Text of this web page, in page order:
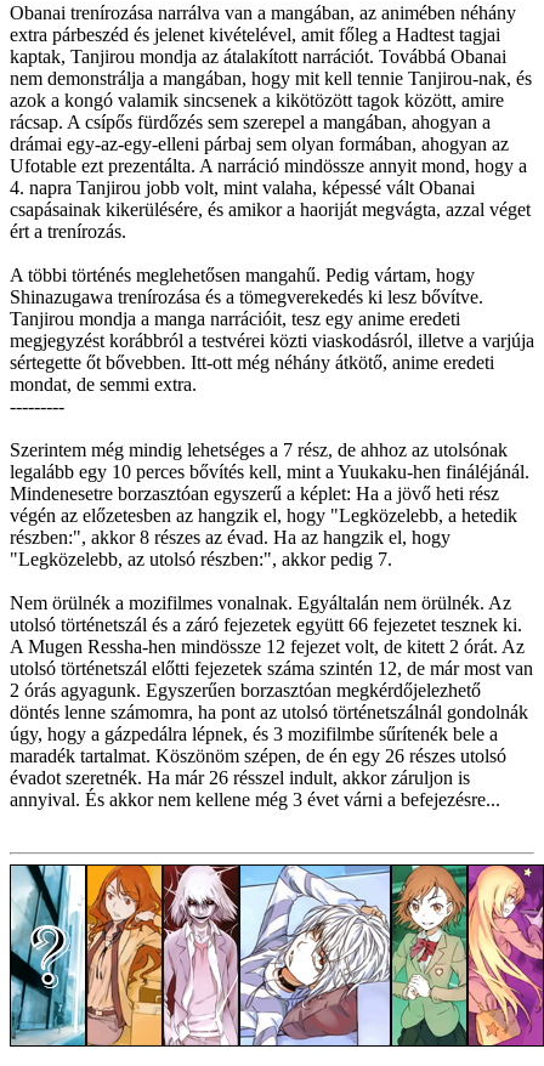
Obanai trenírozása narrálva van a mangában, az animében néhány
extra párbeszéd és jelenet kivételével, amit főleg a Hadtest tagjai
kaptak, Tanjirou mondja az átalakított narrációt. Továbbá Obanai
nem demonstrálja a mangában, hogy mit kell tennie Tanjirou-nak, és
azok a kongó valamik sincsenek a kikötözött tagok között, amire
rácsap. A csípős fürdőzés sem szerepel a mangában, ahogyan a
drámai egy-az-egy-elleni párbaj sem olyan formában, ahogyan az
Ufotable ezt prezentálta. A narráció mindössze annyit mond, hogy a
4. napra Tanjirou jobb volt, mint valaha, képessé vált Obanai
csapásainak kikerülésére, és amikor a haoriját megvágta, azzal véget
ért a trenírozás.
A többi történés meglehetősen mangahű. Pedig vártam, hogy
Shinazugawa trenírozása és a tömegverekedés ki lesz bővítve.
Tanjirou mondja a manga narrációit, tesz egy anime eredeti
megjegyzést korábbról a testvérei közti viaskodásról, illetve a varjúja
sértegette őt bővebben. Itt-ott még néhány átkötő, anime eredeti
mondat, de semmi extra.
---------
Szerintem még mindig lehetséges a 7 rész, de ahhoz az utolsónak
legalább egy 10 perces bővítés kell, mint a Yuukaku-hen fináléjánál.
Mindenesetre borzasztóan egyszerű a képlet: Ha a jövő heti rész
végén az előzetesben az hangzik el, hogy "Legközelebb, a hetedik
részben:", akkor 8 részes az évad. Ha az hangzik el, hogy
"Legközelebb, az utolsó részben:", akkor pedig 7.
Nem örülnék a mozifilmes vonalnak. Egyáltalán nem örülnék. Az
utolsó történetszál és a záró fejezetek együtt 66 fejezetet tesznek ki.
A Mugen Ressha-hen mindössze 12 fejezet volt, de kitett 2 órát. Az
utolsó történetszál előtti fejezetek száma szintén 12, de már most van
2 órás agyagunk. Egyszerűen borzasztóan megkérdőjelezhető
döntés lenne számomra, ha pont az utolsó történetszálnál gondolnák
úgy, hogy a gázpedálra lépnek, és 3 mozifilmbe sűrítenék bele a
maradék tartalmat. Köszönöm szépen, de én egy 26 részes utolsó
évadot szeretnék. Ha már 26 résszel indult, akkor záruljon is
annyival. És akkor nem kellene még 3 évet várni a befejezésre...